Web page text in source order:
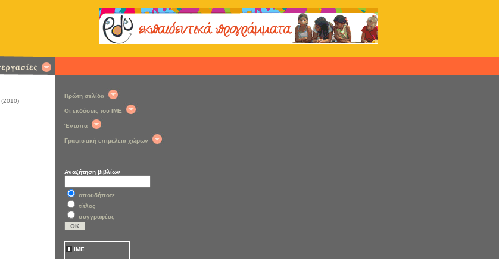
(2010)
Πρώτη σελίδα
Οι εκδόσεις του ΙΜΕ
Έντυπα
Γραφιστική επιμέλεια χώρων
Αναζήτηση βιβλίων
οπουδήποτε
τίτλος
συγγραφέας
ΙΜΕ